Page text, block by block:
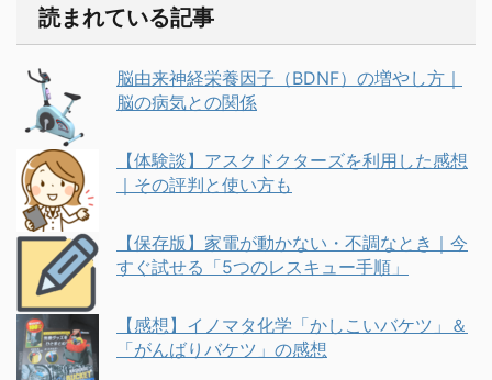
読まれている記事
脳由来神経栄養因子（BDNF）の増やし方｜
脳の病気との関係
【体験談】アスクドクターズを利用した感想
｜その評判と使い方も
【保存版】家電が動かない・不調なとき｜今
すぐ試せる「5つのレスキュー手順」
【感想】イノマタ化学「かしこいバケツ」＆
「がんばりバケツ」の感想